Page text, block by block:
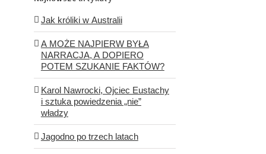
Jak króliki w Australii
A MOŻE NAJPIERW BYŁA
NARRACJA, A DOPIERO
POTEM SZUKANIE FAKTÓW?
Karol Nawrocki, Ojciec Eustachy
i sztuka powiedzenia „nie”
władzy
Jagodno po trzech latach